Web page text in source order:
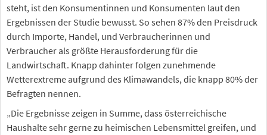
steht, ist den Konsumentinnen und Konsumenten laut den
Ergebnissen der Studie bewusst. So sehen 87% den Preisdruck
durch Importe, Handel, und Verbraucherinnen und
Verbraucher als größte Herausforderung für die
Landwirtschaft. Knapp dahinter folgen zunehmende
Wetterextreme aufgrund des Klimawandels, die knapp 80% der
Befragten nennen.
„Die Ergebnisse zeigen in Summe, dass österreichische
Haushalte sehr gerne zu heimischen Lebensmittel greifen, und